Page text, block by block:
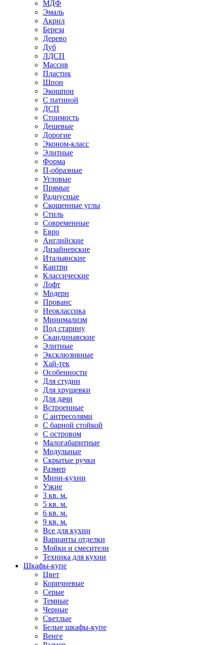
МДФ
Эмаль
Акрил
Береза
Дерево
Дуб
ЛДСП
Массив
Пластик
Шпон
Экошпон
С патиной
ДСП
Стоимость
Дешевые
Дорогие
Эконом-класс
Элитные
Форма
П-образные
Угловые
Прямые
Радиусные
Скошенные углы
Стиль
Современные
Евро
Английские
Дизайнерские
Итальянские
Кантри
Классические
Лофт
Модерн
Прованс
Неоклассика
Минимализм
Под старину
Скандинавские
Элитные
Эксклюзивные
Хай-тек
Особенности
Для студии
Для хрущевки
Для дачи
Встроенные
С антресолями
С барной стойкой
С островом
Малогабаритные
Модульные
Скрытые ручки
Размер
Мини-кухни
Узкие
3 кв. м.
5 кв. м.
6 кв. м.
9 кв. м.
Все для кухни
Варианты отделки
Мойки и смесители
Техника для кухни
Шкафы-купе
Цвет
Коричневые
Серые
Темные
Черные
Светлые
Белые шкафы-купе
Венге